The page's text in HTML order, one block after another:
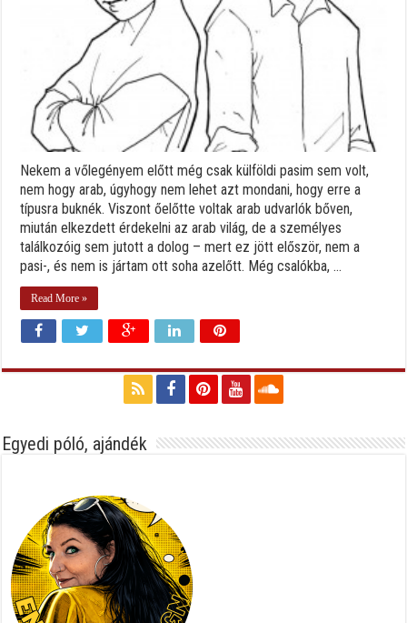
Nekem a vőlegényem előtt még csak külföldi pasim sem volt,
nem hogy arab, úgyhogy nem lehet azt mondani, hogy erre a
típusra buknék. Viszont őelőtte voltak arab udvarlók bőven,
miután elkezdett érdekelni az arab világ, de a személyes
találkozóig sem jutott a dolog – mert ez jött először, nem a
pasi-, és nem is jártam ott soha azelőtt. Még csalókba, ...
Read More »
Egyedi póló, ajándék